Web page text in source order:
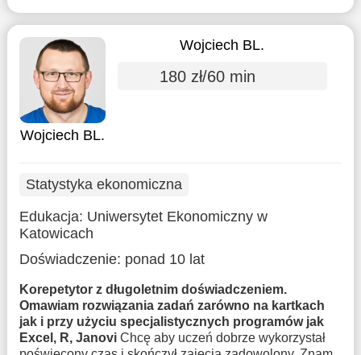
Wojciech BL.
Wojciech BL.
180 zł/60 min
Statystyka ekonomiczna
Edukacja: Uniwersytet Ekonomiczny w
Katowicach
Doświadczenie: ponad 10 lat
Korepetytor z długoletnim doświadczeniem.
Omawiam rozwiązania zadań zarówno na kartkach
jak i przy użyciu specjalistycznych programów jak
Excel, R, Janovi Chcę aby uczeń dobrze wykorzystał